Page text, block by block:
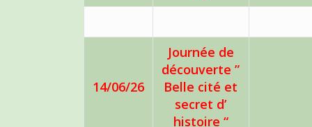
14/06/26
Journée de
découverte ”
Belle cité et
secret d’
histoire “